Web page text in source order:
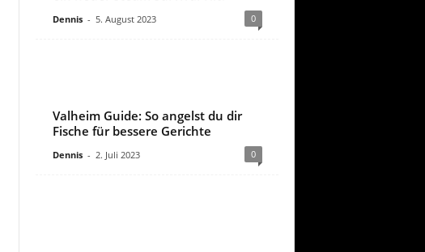
Dennis - 5. August 2023 0
Valheim Guide: So angelst du dir
Fische für bessere Gerichte
Dennis - 2. Juli 2023 0